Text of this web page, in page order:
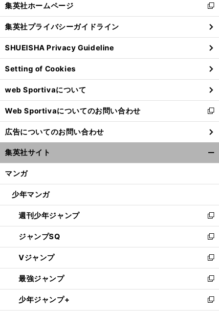
ールズケイリン専念で梅川風子が目指す次なる目標
現実を受け入れられなかったパリ五輪落選
閉
る
集英社ホームページ
新
し
い
ウ
ィ
ン
ド
ウ
で
開
く
集英社プライバシーガイドライン
SHUEISHA Privacy Guideline
Setting of Cookies
web Sportivaについて
Web Sportivaについてのお問い合わせ
新
し
い
ウ
ィ
ン
ウ
開
く
広告についてのお問い合わせ
集英社サイト
マンガ
少年マンガ
週刊少年ジャンプ
新
し
い
ウ
ィ
ン
ド
ウ
で
開
ジャンプSQ
新
し
い
ウ
ィ
ン
ド
Vジャンプ
新
し
い
ウ
ィ
最強ジャンプ
新
し
い
少年ジャンプ+
新